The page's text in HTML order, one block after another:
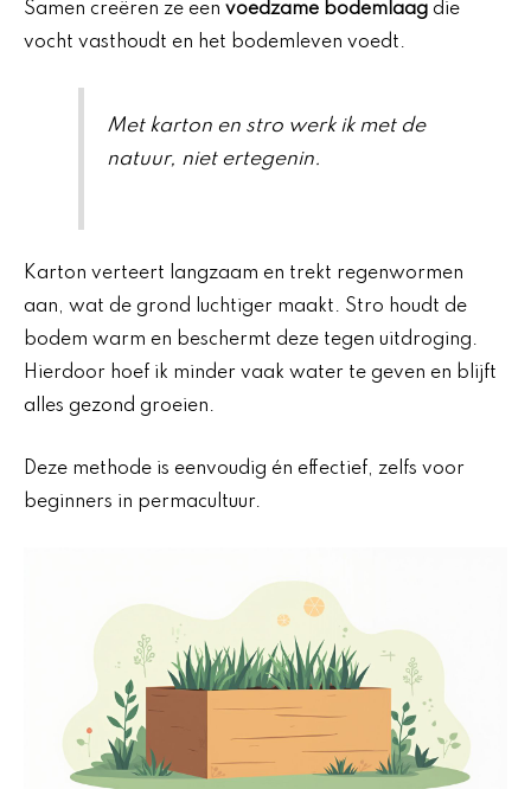
Samen creëren ze een voedzame bodemlaag die
vocht vasthoudt en het bodemleven voedt.
Met karton en stro werk ik met de
natuur, niet ertegenin.
Karton verteert langzaam en trekt regenwormen
aan, wat de grond luchtiger maakt. Stro houdt de
bodem warm en beschermt deze tegen uitdroging.
Hierdoor hoef ik minder vaak water te geven en blijft
alles gezond groeien.
Deze methode is eenvoudig én effectief, zelfs voor
beginners in permacultuur.